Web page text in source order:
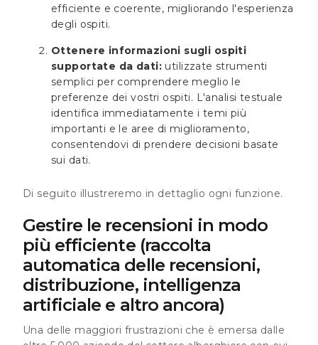
efficiente e coerente, migliorando l'esperienza
degli ospiti.
Ottenere informazioni sugli ospiti
supportate da dati:utilizzate strumenti
semplici per comprendere meglio le
preferenze dei vostri ospiti. L'analisi testuale
identifica immediatamente i temi più
importanti e le aree di miglioramento,
consentendovi di prendere decisioni basate
sui dati.
Di seguito illustreremo in dettaglio ogni funzione.
Gestire le recensioni in modo
più efficiente (raccolta
automatica delle recensioni,
distribuzione, intelligenza
artificiale e altro ancora)
Una delle maggiori frustrazioni che è emersa dalle